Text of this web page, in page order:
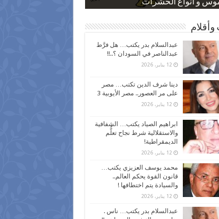
و أنواع الحشرات
بعد ارتفاع الأسعار
نسبة الطلاق في مصر
كاركاتيرية
كاركاتيرية
وأقلام
عبدالسلام بدر يكتب… هل فرَّط
عبدالناصر في السودان ؟..!!
12 يناير، 2026
دينا شرف الدين تكتب… مصر
على مر العصور.. مصر الأيوبية 3
12 يناير، 2026
ابراهيم الصياد يكتب… الشفافية
والاستقلالية شرط نجاح تعلُّم
الديمقراطية!
12 يناير، 2026
محمد يوسف العزيزي يكتب…
قانون القوة يحكم العالم..
والسيادة يتم اختطافها !
12 يناير، 2026
عبدالسلام بدر يكتب… ناس .